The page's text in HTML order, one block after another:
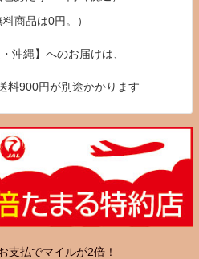
料商品は0円。）
沖縄】へのお届けは、
料900円が別途かかります
支払でマイルが2倍！